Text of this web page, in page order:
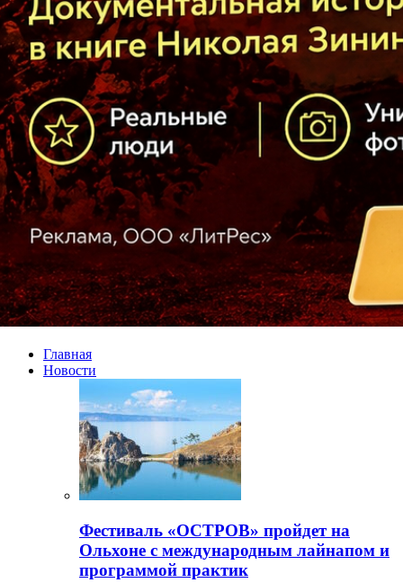
Главная
Новости
Фестиваль «ОСТРОВ» пройдет на
Ольхоне с международным лайнапом и
программой практик